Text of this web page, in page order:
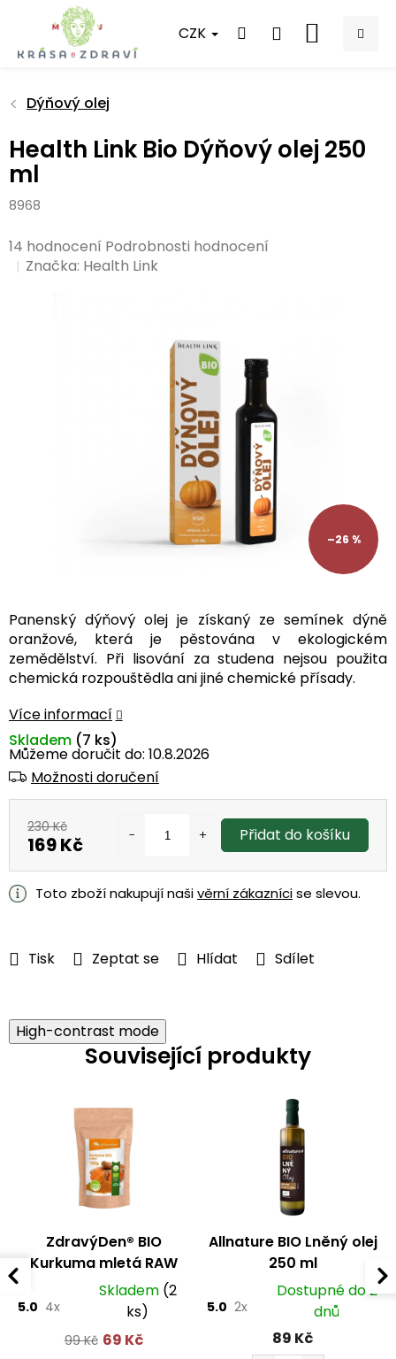
obsah
CZK
NÁKUPNÍ
Dýňový olej
Health Link Bio Dýňový olej 250
ml
8968
Průměrné
hodnocení
14 hodnocení Podrobnosti hodnocení
Značka: Health Link
–26 %
Panenský dýňový olej je získaný ze semínek dýně
oranžové, která je pěstována v ekologickém
zemědělství. Při lisování za studena nejsou použita
chemická rozpouštědla ani jiné chemické přísady.
Více informací
Tisk Zeptat se Hlídat Sdílet
Můžeme doručit do: 10.8.2026
Možnosti doručení
Skladem (7 ks)
230 Kč
169 Kč Přidat do košíku
Toto zboží nakupují našivěrní zákaznícise slevou.
High-contrast mode
Související produkty
ZdravýDen® BIO
Kurkuma mletá RAW
100 g
5.0 4x
Skladem (2
ks)
99 Kč 69 Kč
Allnature BIO Lněný olej
250 ml
5.0 2x
Dostupné do 2
dnů
89 Kč